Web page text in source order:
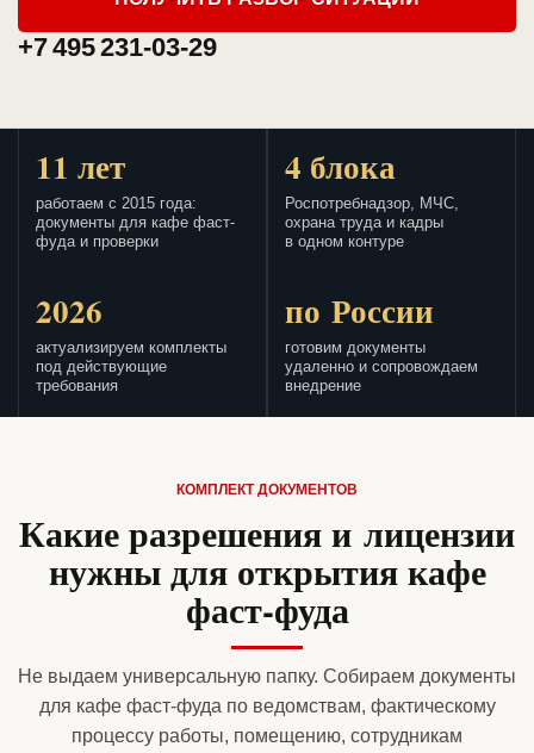
+7 495 231-03-29
11 лет
работаем с 2015 года:
документы для кафе фаст-
фуда и проверки
4 блока
Роспотребнадзор, МЧС,
охрана труда и кадры
в одном контуре
2026
актуализируем комплекты
под действующие
требования
по России
готовим документы
удаленно и сопровождаем
внедрение
КОМПЛЕКТ ДОКУМЕНТОВ
Какие разрешения и лицензии
нужны для открытия кафе
фаст-фуда
Не выдаем универсальную папку. Собираем документы
для кафе фаст-фуда по ведомствам, фактическому
процессу работы, помещению, сотрудникам